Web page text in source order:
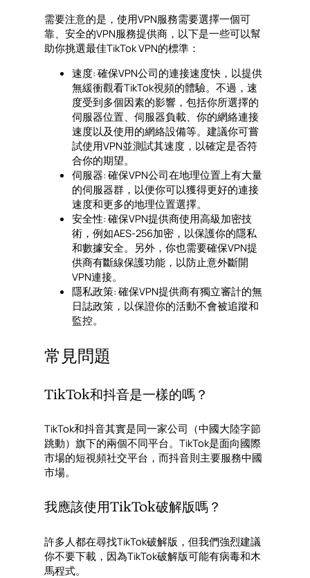
需要注意的是，使用VPN服務需要選擇一個可
靠、安全的VPN服務提供商，以下是一些可以幫
助你挑選最佳TikTok VPN的標準：
速度: 確保VPN公司的連接速度快，以提供
無緩衝觀看TikTok視頻的體驗。不過，速
度受到多個因素的影響，包括你所選擇的
伺服器位置、伺服器負載、你的網絡連接
速度以及使用的網絡設備等。建議你可嘗
試使用VPN並測試其速度，以確定是否符
合你的期望。
伺服器: 確保VPN公司在地理位置上有大量
的伺服器群，以便你可以獲得更好的連接
速度和更多的地理位置選擇。
安全性: 確保VPN提供商使用高級加密技
術，例如AES-256加密，以保護你的隱私
和數據安全。另外，你也需要確保VPN提
供商有斷線保護功能，以防止意外斷開
VPN連接。
隱私政策: 確保VPN提供商有獨立審計的無
日誌政策，以保證你的活動不會被追蹤和
監控。
常見問題
TikTok和抖音是一樣的嗎？
TikTok和抖音其實是同一家公司（中國大陸字節
跳動）旗下的兩個不同平台。TikTok是面向國際
市場的短視頻社交平台，而抖音則主要服務中國
市場。
我應該使用TikTok破解版嗎？
許多人都在尋找TikTok破解版，但我們強烈建議
你不要下載，因為TikTok破解版可能有病毒和木
馬程式。